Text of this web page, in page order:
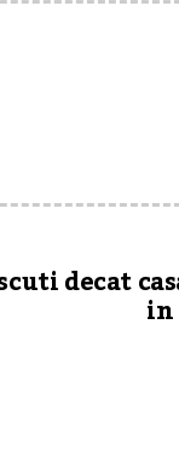
decat
in